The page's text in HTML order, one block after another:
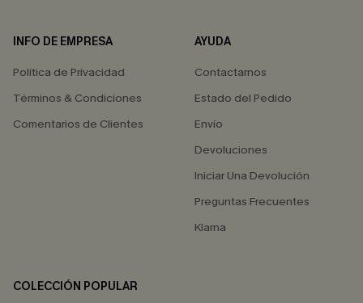
INFO DE EMPRESA
Política de Privacidad
Términos & Condiciones
Comentarios de Clientes
AYUDA
Contactarnos
Estado del Pedido
Envío
Devoluciones
Iniciar Una Devolución
Preguntas Frecuentes
Klarna
COLECCIÓN POPULAR